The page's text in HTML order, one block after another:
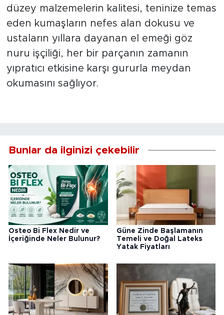
düzey malzemelerin kalitesi, teninize temas
eden kumaşların nefes alan dokusu ve
ustaların yıllara dayanan el emeği göz
nuru işçiliği, her bir parçanın zamanın
yıpratıcı etkisine karşı gururla meydan
okumasını sağlıyor.
Bunlar da ilginizi çekebilir
Osteo Bi Flex Nedir ve
İçeriğinde Neler Bulunur?
Güne Zinde Başlamanın
Temeli ve Doğal Lateks
Yatak Fiyatları